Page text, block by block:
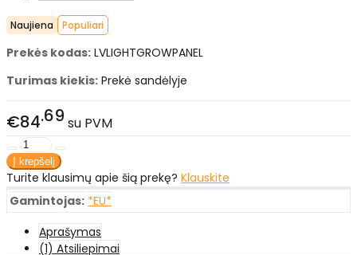
Naujiena Populiari
Prekės kodas: LVLIGHTGROWPANEL
Turimas kiekis: Prekė sandėlyje
€84 69 su PVM
Turite klausimų apie šią prekę? Klauskite
Gamintojas: *EU*
Aprašymas
(1) Atsiliepimai